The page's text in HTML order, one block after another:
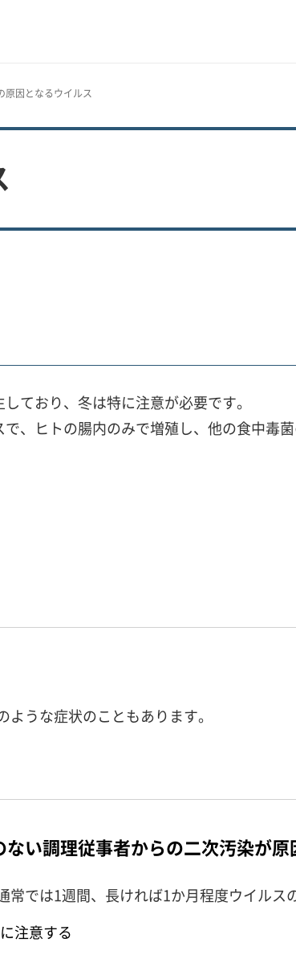
原因となるウイルス
ており、冬は特に注意が必要です。
、ヒトの腸内のみで増殖し、他の食中毒
うな症状のこともあります。
い調理従事者からの二次汚染が原
では1週間、長ければ1か月程度ウイルス
注意する